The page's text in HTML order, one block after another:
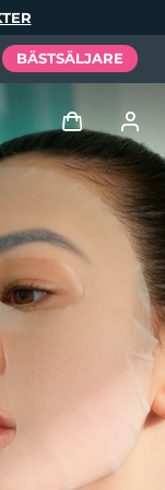
BÄSTSÄLJARE
Logga in
Mina enheter
beställningar
Mina adresser
中文